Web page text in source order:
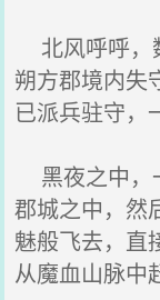
北风呼呼，
朔方郡境内失
已派兵驻守，
黑夜之中，
郡城之中，然
魅般飞去，直
从魔血山脉中